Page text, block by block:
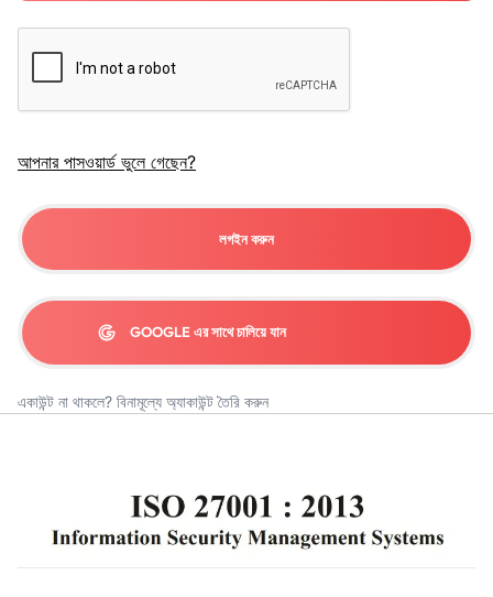
আপনার পাসওয়ার্ড ভুলে গেছেন?
লগইন করুন
GOOGLE এর সাথে চালিয়ে যান
একাউন্ট না থাকলে? বিনামূল্যে অ্যাকাউন্ট তৈরি করুন